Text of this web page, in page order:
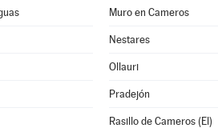
Muro en Cameros
Nestares
Ollauri
Pradejón
Rasillo de Cameros (El)